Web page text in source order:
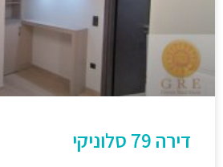
דירה 79 סלוניקי